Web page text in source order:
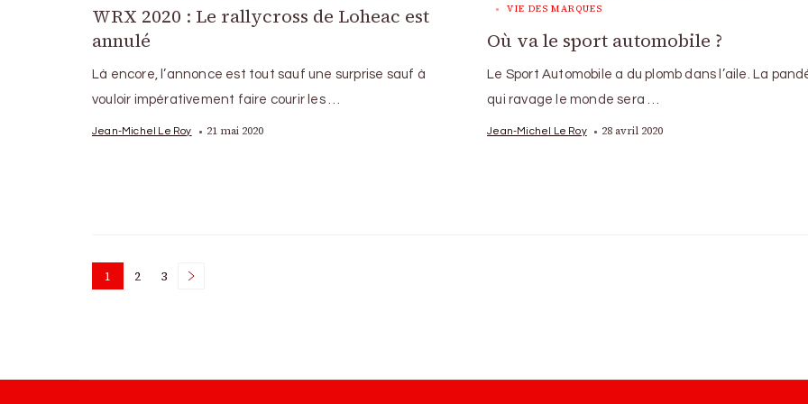
WRX 2020 : Le rallycross de Loheac est
annulé
Là encore, l’annonce est tout sauf une surprise sauf à
vouloir impérativement faire courir les …
Jean-Michel Le Roy 21 mai 2020
VIE DES MARQUES
Où va le sport automobile ?
Le Sport Automobile a du plomb dans l’aile. La
qui ravage le monde sera …
Jean-Michel Le Roy 28 avril 2020
Posts
Page
1 Page
2 Page
3